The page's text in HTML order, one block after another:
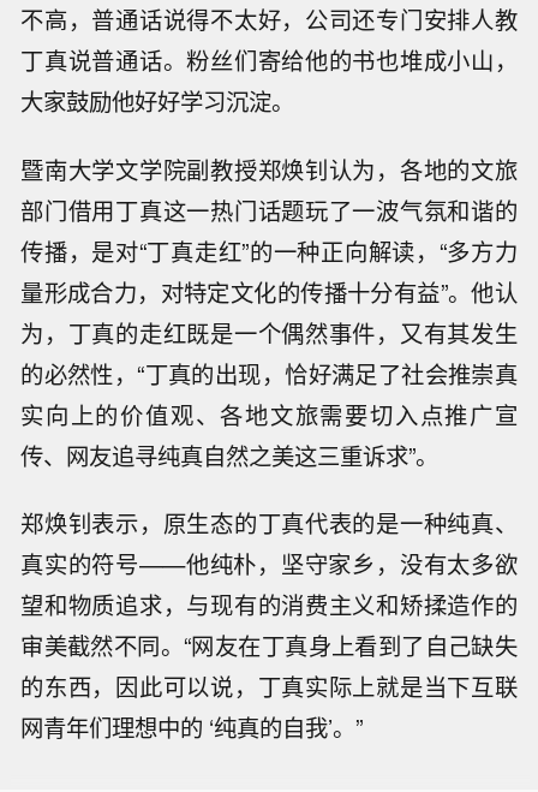
不高，普通话说得不太好，公司还专门安排人教
丁真说普通话。粉丝们寄给他的书也堆成小山，
大家鼓励他好好学习沉淀。
暨南大学文学院副教授郑焕钊认为，各地的文旅
部门借用丁真这一热门话题玩了一波气氛和谐的
传播，是对“丁真走红”的一种正向解读，“多方力
量形成合力，对特定文化的传播十分有益”。他认
为，丁真的走红既是一个偶然事件，又有其发生
的必然性，“丁真的出现，恰好满足了社会推崇真
实向上的价值观、各地文旅需要切入点推广宣
传、网友追寻纯真自然之美这三重诉求”。
郑焕钊表示，原生态的丁真代表的是一种纯真、
真实的符号——他纯朴，坚守家乡，没有太多欲
望和物质追求，与现有的消费主义和矫揉造作的
审美截然不同。“网友在丁真身上看到了自己缺失
的东西，因此可以说，丁真实际上就是当下互联
网青年们理想中的 ‘纯真的自我’。”